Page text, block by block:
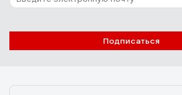
Подписаться